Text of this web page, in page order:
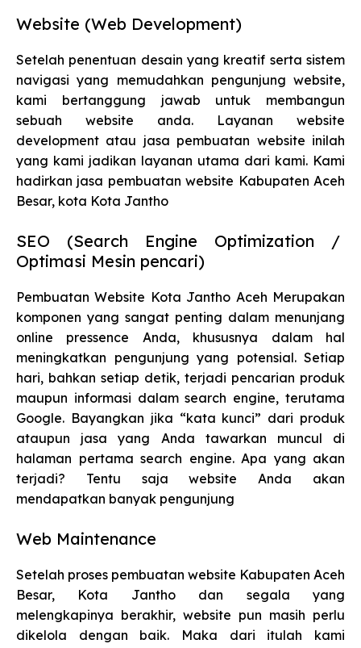
Website (Web Development)
Setelah penentuan desain yang kreatif serta sistem
navigasi yang memudahkan pengunjung website,
kami bertanggung jawab untuk membangun
sebuah website anda. Layanan website
development atau jasa pembuatan website inilah
yang kami jadikan layanan utama dari kami. Kami
hadirkan jasa pembuatan website Kabupaten Aceh
Besar, kota Kota Jantho
SEO (Search Engine Optimization /
Optimasi Mesin pencari)
Pembuatan Website Kota Jantho Aceh Merupakan
komponen yang sangat penting dalam menunjang
online pressence Anda, khususnya dalam hal
meningkatkan pengunjung yang potensial. Setiap
hari, bahkan setiap detik, terjadi pencarian produk
maupun informasi dalam search engine, terutama
Google. Bayangkan jika “kata kunci” dari produk
ataupun jasa yang Anda tawarkan muncul di
halaman pertama search engine. Apa yang akan
terjadi? Tentu saja website Anda akan
mendapatkan banyak pengunjung
Web Maintenance
Setelah proses pembuatan website Kabupaten Aceh
Besar, Kota Jantho dan segala yang
melengkapinya berakhir, website pun masih perlu
dikelola dengan baik. Maka dari itulah kami